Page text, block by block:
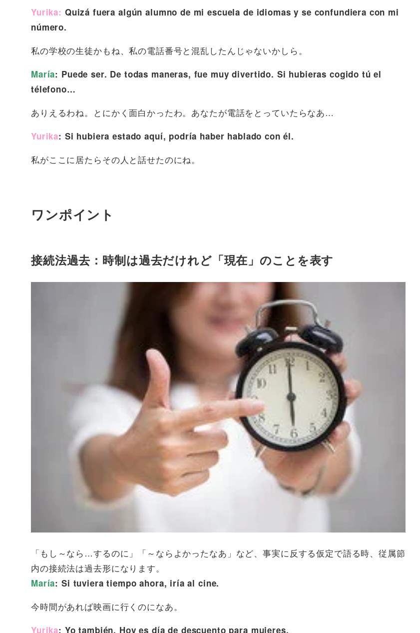
Yurika: Quizá fuera algún alumno de mi escuela de idiomas y se confundiera con mi
número.
私の学校の生徒かもね、私の電話番号と混乱したんじゃないかしら。
María: Puede ser. De todas maneras, fue muy divertido. Si hubieras cogido tú el
télefono…
ありえるわね。とにかく面白かったわ。あなたが電話をとっていたらなあ…
Yurika: Si hubiera estado aquí, podría haber hablado con él.
私がここに居たらその人と話せたのにね。
ワンポイント
接続法過去：時制は過去だけれど「現在」のことを表す
「もし～なら…するのに」「～ならよかったなあ」など、事実に反する仮定で語る時、従属節
内の接続法は過去形になります。
María: Si tuviera tiempo ahora, iría al cine.
今時間があれば映画に行くのになあ。
Yurika: Yo también. Hoy es día de descuento para mujeres.